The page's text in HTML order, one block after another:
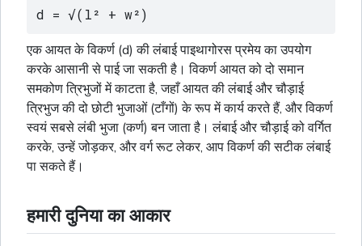
d = √(l² + w²)
एक आयत के विकर्ण (d) की लंबाई पाइथागोरस प्रमेय का उपयोग
करके आसानी से पाई जा सकती है। विकर्ण आयत को दो समान
समकोणत्रिभुजोंमें काटता है, जहाँ आयत की लंबाई और चौड़ाई
त्रिभुजकी दो छोटी भुजाओं (टाँगों) के रूप में कार्य करते हैं, और विकर्ण
स्वयं सबसे लंबी भुजा (कर्ण) बन जाता है। लंबाई और चौड़ाई को वर्गित
करके, उन्हें जोड़कर, औरवर्गरूट लेकर, आप विकर्ण की सटीक लंबाई
पा सकते हैं।
हमारी दुनिया का आकार